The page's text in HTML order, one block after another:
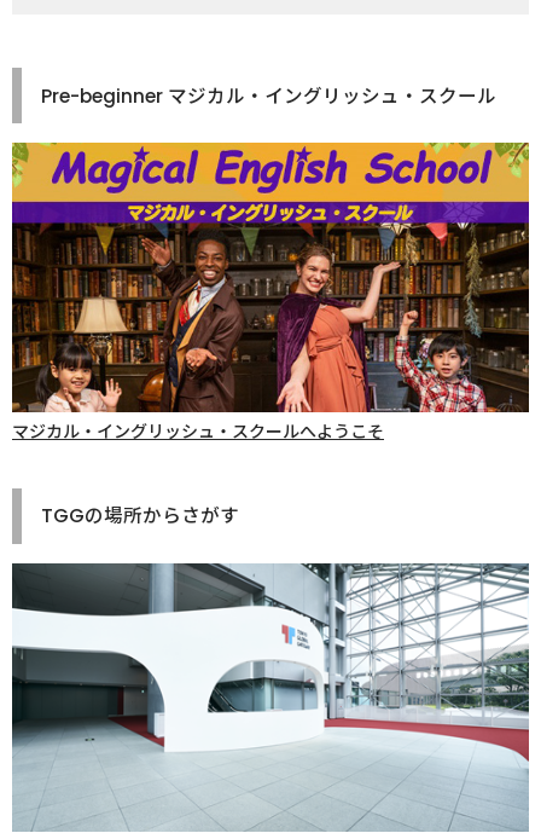
Pre-beginner マジカル・イングリッシュ・スクール
マジカル・イングリッシュ・スクールへようこそ
TGGの場所からさがす